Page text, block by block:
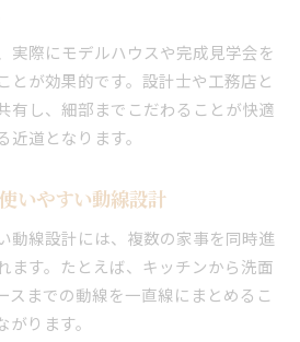
実際にモデルハウスや完成見学会を
とが効果的です。設計士や工務店と
有し、細部までこだわることが快適
道となります。
いやすい動線設計
動線設計には、複数の家事を同時進
ます。たとえば、キッチンから洗面
スまでの動線を一直線にまとめるこ
ります。